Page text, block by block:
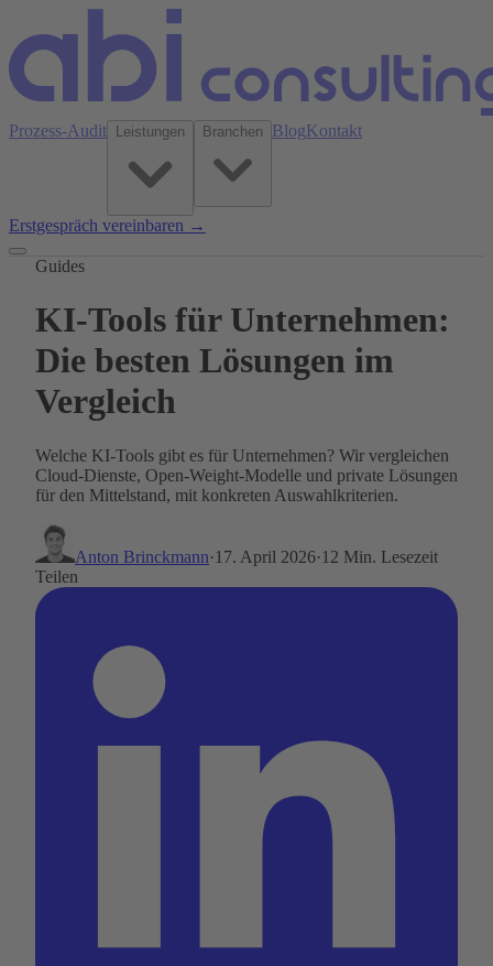
Prozess-Audit Leistungen Branchen BlogKontakt
Erstgespräch vereinbaren →
Guides
KI-Tools für Unternehmen:
Die besten Lösungen im
Vergleich
Welche KI-Tools gibt es für Unternehmen? Wir vergleichen
Cloud-Dienste, Open-Weight-Modelle und private Lösungen
für den Mittelstand, mit konkreten Auswahlkriterien.
Anton Brinckmann·17. April 2026·12 Min. Lesezeit
Teilen